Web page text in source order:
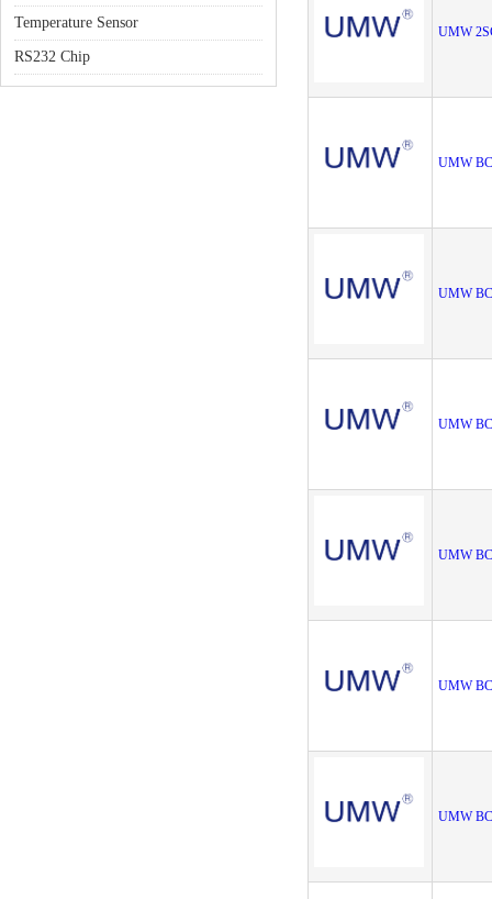
Temperature Sensor
RS232 Chip
UMW
UMW
UMW
UMW
UMW
UMW
UMW